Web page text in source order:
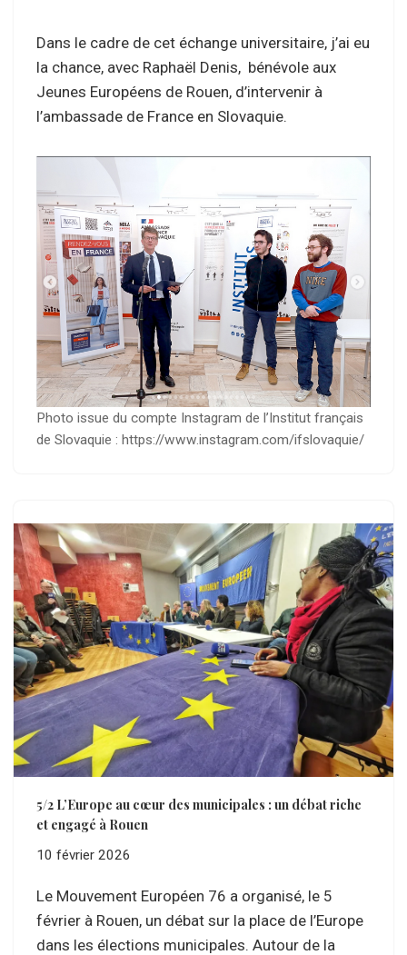
Dans le cadre de cet échange universitaire, j’ai eu
la chance, avec Raphaël Denis, bénévole aux
Jeunes Européens de Rouen, d’intervenir à
l’ambassade de France en Slovaquie.
Photo issue du compte Instagram de l’Institut français
de Slovaquie : https://www.instagram.com/ifslovaquie/
5/2 L’Europe au cœur des municipales : un débat riche
et engagé à Rouen
10 février 2026
Le Mouvement Européen 76 a organisé, le 5
février à Rouen, un débat sur la place de l’Europe
dans les élections municipales. Autour de la